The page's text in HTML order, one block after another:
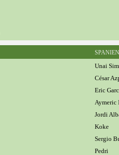
SPANIEN
Unai
César
Eric
Aymeric
Jordi
Koke
Sergio
Pedri